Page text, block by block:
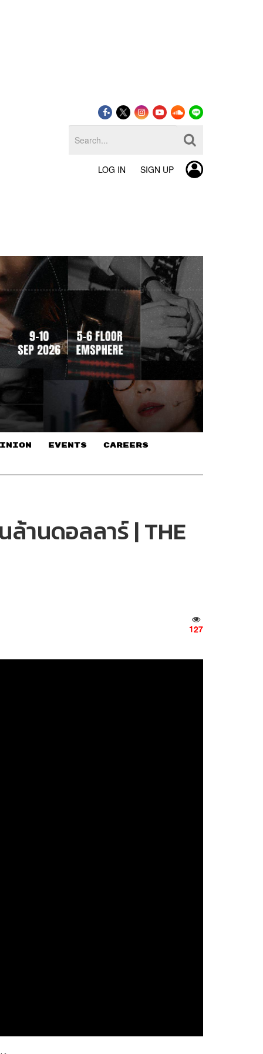
LOG IN SIGN UP
EVENTS CAREERS
านดอลลาร์ | THE
127